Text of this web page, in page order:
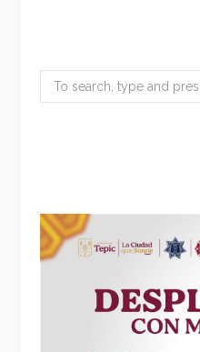
Search
for: